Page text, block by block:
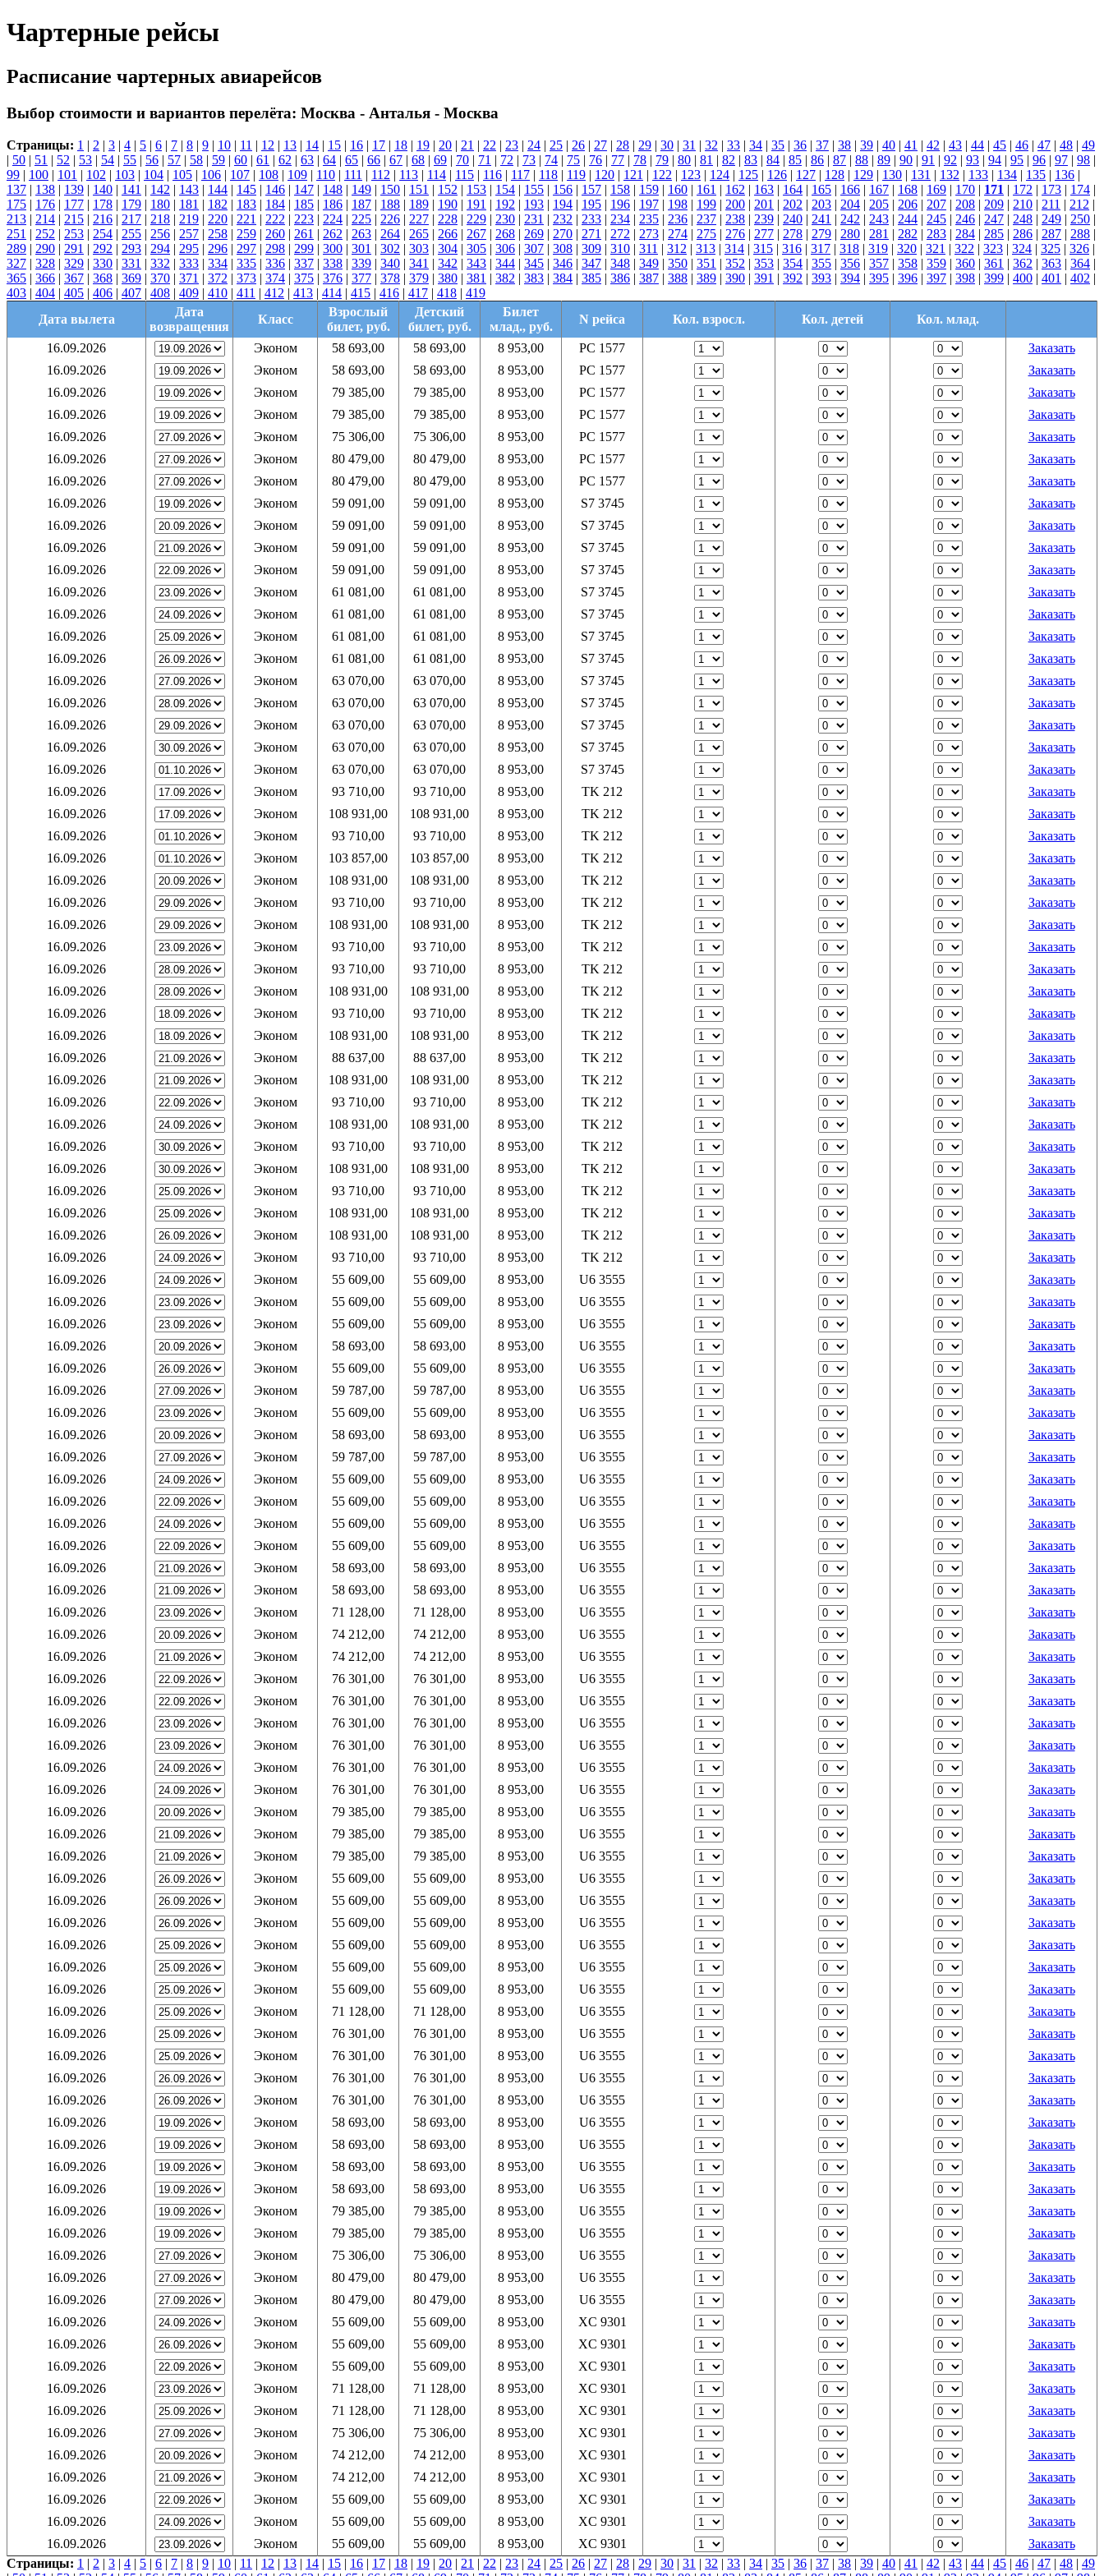
Чартерные рейсы
Расписание чартерных авиарейсов
Выбор стоимости и вариантов перелёта: Москва - Анталья - Москва
Страницы: 1 | 2 | 3 | 4 | 5 | 6 | 7 | 8 | 9 | 10 | 11 | 12 | 13 | 14 | 15 | 16 | 17 | 18 | 19 | 20 | 21 | 22 | 23 | 24 | 25 | 26 | 27 | 28 | 29 | 30 | 31 | 32 | 33 | 34 | 35 | 36 | 37 | 38 | 39 | 40 | 41 | 42 | 43 | 44 | 45 | 46 | 47 | 48 | 49
| 50 | 51 | 52 | 53 | 54 | 55 | 56 | 57 | 58 | 59 | 60 | 61 | 62 | 63 | 64 | 65 | 66 | 67 | 68 | 69 | 70 | 71 | 72 | 73 | 74 | 75 | 76 | 77 | 78 | 79 | 80 | 81 | 82 | 83 | 84 | 85 | 86 | 87 | 88 | 89 | 90 | 91 | 92 | 93 | 94 | 95 | 96 | 97 | 98 |
99 | 100 | 101 | 102 | 103 | 104 | 105 | 106 | 107 | 108 | 109 | 110 | 111 | 112 | 113 | 114 | 115 | 116 | 117 | 118 | 119 | 120 | 121 | 122 | 123 | 124 | 125 | 126 | 127 | 128 | 129 | 130 | 131 | 132 | 133 | 134 | 135 | 136 |
137 | 138 | 139 | 140 | 141 | 142 | 143 | 144 | 145 | 146 | 147 | 148 | 149 | 150 | 151 | 152 | 153 | 154 | 155 | 156 | 157 | 158 | 159 | 160 | 161 | 162 | 163 | 164 | 165 | 166 | 167 | 168 | 169 | 170 | 171 | 172 | 173 | 174 |
175 | 176 | 177 | 178 | 179 | 180 | 181 | 182 | 183 | 184 | 185 | 186 | 187 | 188 | 189 | 190 | 191 | 192 | 193 | 194 | 195 | 196 | 197 | 198 | 199 | 200 | 201 | 202 | 203 | 204 | 205 | 206 | 207 | 208 | 209 | 210 | 211 | 212 |
213 | 214 | 215 | 216 | 217 | 218 | 219 | 220 | 221 | 222 | 223 | 224 | 225 | 226 | 227 | 228 | 229 | 230 | 231 | 232 | 233 | 234 | 235 | 236 | 237 | 238 | 239 | 240 | 241 | 242 | 243 | 244 | 245 | 246 | 247 | 248 | 249 | 250 |
251 | 252 | 253 | 254 | 255 | 256 | 257 | 258 | 259 | 260 | 261 | 262 | 263 | 264 | 265 | 266 | 267 | 268 | 269 | 270 | 271 | 272 | 273 | 274 | 275 | 276 | 277 | 278 | 279 | 280 | 281 | 282 | 283 | 284 | 285 | 286 | 287 | 288 |
289 | 290 | 291 | 292 | 293 | 294 | 295 | 296 | 297 | 298 | 299 | 300 | 301 | 302 | 303 | 304 | 305 | 306 | 307 | 308 | 309 | 310 | 311 | 312 | 313 | 314 | 315 | 316 | 317 | 318 | 319 | 320 | 321 | 322 | 323 | 324 | 325 | 326 |
327 | 328 | 329 | 330 | 331 | 332 | 333 | 334 | 335 | 336 | 337 | 338 | 339 | 340 | 341 | 342 | 343 | 344 | 345 | 346 | 347 | 348 | 349 | 350 | 351 | 352 | 353 | 354 | 355 | 356 | 357 | 358 | 359 | 360 | 361 | 362 | 363 | 364 |
365 | 366 | 367 | 368 | 369 | 370 | 371 | 372 | 373 | 374 | 375 | 376 | 377 | 378 | 379 | 380 | 381 | 382 | 383 | 384 | 385 | 386 | 387 | 388 | 389 | 390 | 391 | 392 | 393 | 394 | 395 | 396 | 397 | 398 | 399 | 400 | 401 | 402 |
403 | 404 | 405 | 406 | 407 | 408 | 409 | 410 | 411 | 412 | 413 | 414 | 415 | 416 | 417 | 418 | 419
Дата вылета
Дата
возвращения
Класс
Взрослый
билет, руб.
Детский
билет, руб.
Билет
млад., руб.
N рейса Кол. взросл. Кол. детей Кол. млад.
16.09.2026 Эконом 58 693,00 58 693,00 8 953,00 PC 1577
Заказать
16.09.2026
Эконом 58 693,00 58 693,00 8 953,00 PC 1577
Заказать
16.09.2026
Эконом 79 385,00 79 385,00 8 953,00 PC 1577
Заказать
16.09.2026
Эконом 79 385,00 79 385,00 8 953,00 PC 1577
Заказать
16.09.2026
Эконом 75 306,00 75 306,00 8 953,00 PC 1577
Заказать
16.09.2026
Эконом 80 479,00 80 479,00 8 953,00 PC 1577
Заказать
16.09.2026
Эконом 80 479,00 80 479,00 8 953,00 PC 1577
Заказать
16.09.2026
Эконом 59 091,00 59 091,00 8 953,00 S7 3745
Заказать
16.09.2026
Эконом 59 091,00 59 091,00 8 953,00 S7 3745
Заказать
16.09.2026
Эконом 59 091,00 59 091,00 8 953,00 S7 3745
Заказать
16.09.2026
Эконом 59 091,00 59 091,00 8 953,00 S7 3745
Заказать
16.09.2026
Эконом 61 081,00 61 081,00 8 953,00 S7 3745
Заказать
16.09.2026
Эконом 61 081,00 61 081,00 8 953,00 S7 3745
Заказать
16.09.2026
Эконом 61 081,00 61 081,00 8 953,00 S7 3745
Заказать
16.09.2026
Эконом 61 081,00 61 081,00 8 953,00 S7 3745
Заказать
16.09.2026
Эконом 63 070,00 63 070,00 8 953,00 S7 3745
Заказать
16.09.2026
Эконом 63 070,00 63 070,00 8 953,00 S7 3745
Заказать
16.09.2026
Эконом 63 070,00 63 070,00 8 953,00 S7 3745
Заказать
16.09.2026
Эконом 63 070,00 63 070,00 8 953,00 S7 3745
Заказать
16.09.2026
Эконом 63 070,00 63 070,00 8 953,00 S7 3745
Заказать
16.09.2026
Эконом 93 710,00 93 710,00 8 953,00 TK 212
Заказать
16.09.2026
Эконом 108 931,00 108 931,00 8 953,00 TK 212
Заказать
16.09.2026
Эконом 93 710,00 93 710,00 8 953,00 TK 212
Заказать
16.09.2026
Эконом 103 857,00 103 857,00 8 953,00 TK 212
Заказать
16.09.2026
Эконом 108 931,00 108 931,00 8 953,00 TK 212
Заказать
16.09.2026
Эконом 93 710,00 93 710,00 8 953,00 TK 212
Заказать
16.09.2026
Эконом 108 931,00 108 931,00 8 953,00 TK 212
Заказать
16.09.2026
Эконом 93 710,00 93 710,00 8 953,00 TK 212
Заказать
16.09.2026
Эконом 93 710,00 93 710,00 8 953,00 TK 212
Заказать
16.09.2026
Эконом 108 931,00 108 931,00 8 953,00 TK 212
Заказать
16.09.2026
Эконом 93 710,00 93 710,00 8 953,00 TK 212
Заказать
16.09.2026
Эконом 108 931,00 108 931,00 8 953,00 TK 212
Заказать
16.09.2026
Эконом 88 637,00 88 637,00 8 953,00 TK 212
Заказать
16.09.2026
Эконом 108 931,00 108 931,00 8 953,00 TK 212
Заказать
16.09.2026
Эконом 93 710,00 93 710,00 8 953,00 TK 212
Заказать
16.09.2026
Эконом 108 931,00 108 931,00 8 953,00 TK 212
Заказать
16.09.2026
Эконом 93 710,00 93 710,00 8 953,00 TK 212
Заказать
16.09.2026
Эконом 108 931,00 108 931,00 8 953,00 TK 212
Заказать
16.09.2026
Эконом 93 710,00 93 710,00 8 953,00 TK 212
Заказать
16.09.2026
Эконом 108 931,00 108 931,00 8 953,00 TK 212
Заказать
16.09.2026
Эконом 108 931,00 108 931,00 8 953,00 TK 212
Заказать
16.09.2026
Эконом 93 710,00 93 710,00 8 953,00 TK 212
Заказать
16.09.2026
Эконом 55 609,00 55 609,00 8 953,00 U6 3555
Заказать
16.09.2026
Эконом 55 609,00 55 609,00 8 953,00 U6 3555
Заказать
16.09.2026
Эконом 55 609,00 55 609,00 8 953,00 U6 3555
Заказать
16.09.2026
Эконом 58 693,00 58 693,00 8 953,00 U6 3555
Заказать
16.09.2026
Эконом 55 609,00 55 609,00 8 953,00 U6 3555
Заказать
16.09.2026
Эконом 59 787,00 59 787,00 8 953,00 U6 3555
Заказать
16.09.2026
Эконом 55 609,00 55 609,00 8 953,00 U6 3555
Заказать
16.09.2026
Эконом 58 693,00 58 693,00 8 953,00 U6 3555
Заказать
16.09.2026
Эконом 59 787,00 59 787,00 8 953,00 U6 3555
Заказать
16.09.2026
Эконом 55 609,00 55 609,00 8 953,00 U6 3555
Заказать
16.09.2026
Эконом 55 609,00 55 609,00 8 953,00 U6 3555
Заказать
16.09.2026
Эконом 55 609,00 55 609,00 8 953,00 U6 3555
Заказать
16.09.2026
Эконом 55 609,00 55 609,00 8 953,00 U6 3555
Заказать
16.09.2026
Эконом 58 693,00 58 693,00 8 953,00 U6 3555
Заказать
16.09.2026
Эконом 58 693,00 58 693,00 8 953,00 U6 3555
Заказать
16.09.2026
Эконом 71 128,00 71 128,00 8 953,00 U6 3555
Заказать
16.09.2026
Эконом 74 212,00 74 212,00 8 953,00 U6 3555
Заказать
16.09.2026
Эконом 74 212,00 74 212,00 8 953,00 U6 3555
Заказать
16.09.2026
Эконом 76 301,00 76 301,00 8 953,00 U6 3555
Заказать
16.09.2026
Эконом 76 301,00 76 301,00 8 953,00 U6 3555
Заказать
16.09.2026
Эконом 76 301,00 76 301,00 8 953,00 U6 3555
Заказать
16.09.2026
Эконом 76 301,00 76 301,00 8 953,00 U6 3555
Заказать
16.09.2026
Эконом 76 301,00 76 301,00 8 953,00 U6 3555
Заказать
16.09.2026
Эконом 76 301,00 76 301,00 8 953,00 U6 3555
Заказать
16.09.2026
Эконом 79 385,00 79 385,00 8 953,00 U6 3555
Заказать
16.09.2026
Эконом 79 385,00 79 385,00 8 953,00 U6 3555
Заказать
16.09.2026
Эконом 79 385,00 79 385,00 8 953,00 U6 3555
Заказать
16.09.2026
Эконом 55 609,00 55 609,00 8 953,00 U6 3555
Заказать
16.09.2026
Эконом 55 609,00 55 609,00 8 953,00 U6 3555
Заказать
16.09.2026
Эконом 55 609,00 55 609,00 8 953,00 U6 3555
Заказать
16.09.2026
Эконом 55 609,00 55 609,00 8 953,00 U6 3555
Заказать
16.09.2026
Эконом 55 609,00 55 609,00 8 953,00 U6 3555
Заказать
16.09.2026
Эконом 55 609,00 55 609,00 8 953,00 U6 3555
Заказать
16.09.2026
Эконом 71 128,00 71 128,00 8 953,00 U6 3555
Заказать
16.09.2026
Эконом 76 301,00 76 301,00 8 953,00 U6 3555
Заказать
16.09.2026
Эконом 76 301,00 76 301,00 8 953,00 U6 3555
Заказать
16.09.2026
Эконом 76 301,00 76 301,00 8 953,00 U6 3555
Заказать
16.09.2026
Эконом 76 301,00 76 301,00 8 953,00 U6 3555
Заказать
16.09.2026
Эконом 58 693,00 58 693,00 8 953,00 U6 3555
Заказать
16.09.2026
Эконом 58 693,00 58 693,00 8 953,00 U6 3555
Заказать
16.09.2026
Эконом 58 693,00 58 693,00 8 953,00 U6 3555
Заказать
16.09.2026
Эконом 58 693,00 58 693,00 8 953,00 U6 3555
Заказать
16.09.2026
Эконом 79 385,00 79 385,00 8 953,00 U6 3555
Заказать
16.09.2026
Эконом 79 385,00 79 385,00 8 953,00 U6 3555
Заказать
16.09.2026
Эконом 75 306,00 75 306,00 8 953,00 U6 3555
Заказать
16.09.2026
Эконом 80 479,00 80 479,00 8 953,00 U6 3555
Заказать
16.09.2026
Эконом 80 479,00 80 479,00 8 953,00 U6 3555
Заказать
16.09.2026
Эконом 55 609,00 55 609,00 8 953,00 XC 9301
Заказать
16.09.2026
Эконом 55 609,00 55 609,00 8 953,00 XC 9301
Заказать
16.09.2026
Эконом 55 609,00 55 609,00 8 953,00 XC 9301
Заказать
16.09.2026
Эконом 71 128,00 71 128,00 8 953,00 XC 9301
Заказать
16.09.2026
Эконом 71 128,00 71 128,00 8 953,00 XC 9301
Заказать
16.09.2026
Эконом 75 306,00 75 306,00 8 953,00 XC 9301
Заказать
16.09.2026
Эконом 74 212,00 74 212,00 8 953,00 XC 9301
Заказать
16.09.2026
Эконом 74 212,00 74 212,00 8 953,00 XC 9301
Заказать
16.09.2026
Эконом 55 609,00 55 609,00 8 953,00 XC 9301
Заказать
16.09.2026
Эконом 55 609,00 55 609,00 8 953,00 XC 9301
Заказать
16.09.2026
Эконом 55 609,00 55 609,00 8 953,00 XC 9301
Заказать
Страницы: 1 | 2 | 3 | 4 | 5 | 6 | 7 | 8 | 9 | 10 | 11 | 12 | 13 | 14 | 15 | 16 | 17 | 18 | 19 | 20 | 21 | 22 | 23 | 24 | 25 | 26 | 27 | 28 | 29 | 30 | 31 | 32 | 33 | 34 | 35 | 36 | 37 | 38 | 39 | 40 | 41 | 42 | 43 | 44 | 45 | 46 | 47 | 48 | 49